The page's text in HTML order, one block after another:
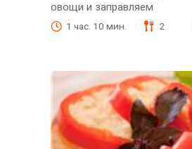
овощи и заправляем
1 час. 10 мин. 2